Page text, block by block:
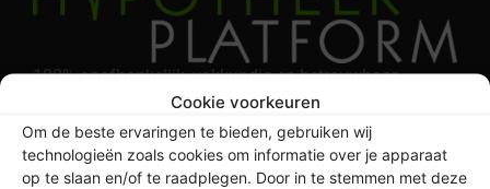
Cookie voorkeuren
Om de beste ervaringen te bieden, gebruiken wij
technologieën zoals cookies om informatie over je apparaat
op te slaan en/of te raadplegen. Door in te stemmen met deze
100% onafhankelijk, vakkundig en betrouwbaar
hypotheek advies. Het beste hypotheek kantoor
volgens Independer*